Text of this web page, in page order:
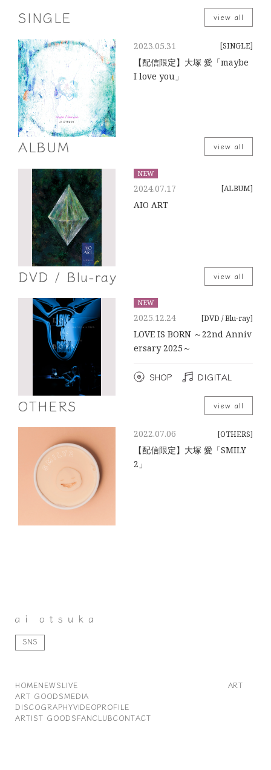
SINGLE view all
2023.05.31 [SINGLE]
【配信限定】大塚 愛「maybe
I love you」
ALBUM view all
NEW
2024.07.17 [ALBUM]
AIO ART
DVD / Blu-ray view all
NEW
2025.12.24 [DVD / Blu-ray]
LOVE IS BORN ～22nd Anniv
ersary 2025～
SHOP DIGITAL
OTHERS view all
2022.07.06 [OTHERS]
【配信限定】大塚 愛「SMILY
2」
SNS
HOMENEWSLIVE
ART
ART GOODSMEDIA
DISCOGRAPHYVIDEOPROFILE
ARTIST GOODSFANCLUBCONTACT